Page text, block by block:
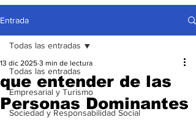
Entrada
Todas las entradas
Empresarial y Turismo
Sociedad y Responsabilidad Social
Todas las entradas
que entender de las
Personas Dominantes
13 dic 2025 3 min de lectura